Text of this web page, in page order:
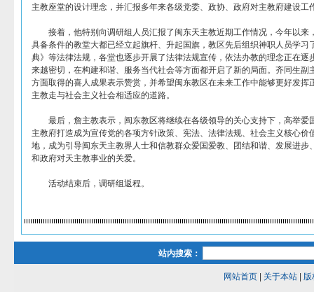
主教座堂的设计理念，并汇报多年来各级党委、政协、政府对主教府建设工
接着，他特别向调研组人员汇报了闽东天主教近期工作情况，今年以来
具备条件的教堂大都已经立起旗杆、升起国旗，教区先后组织神职人员学习
典》等法律法规，各堂也逐步开展了法律法规宣传，依法办教的理念正在逐
来越密切，在构建和谐、服务当代社会等方面都开启了新的局面。齐同生副
方面取得的喜人成果表示赞赏，并希望闽东教区在未来工作中能够更好发挥
主教走与社会主义社会相适应的道路。
最后，詹主教表示，闽东教区将继续在各级领导的关心支持下，高举爱
主教府打造成为宣传党的各项方针政策、宪法、法律法规、社会主义核心价
地，成为引导闽东天主教界人士和信教群众爱国爱教、团结和谐、发展进步
和政府对天主教事业的关爱。
活动结束后，调研组返程。
站内搜索：
网站首页| 关于本站| 版